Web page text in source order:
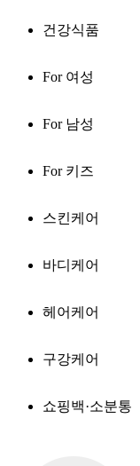
건강식품
For 여성
For 남성
For 키즈
스킨케어
바디케어
헤어케어
구강케어
쇼핑백·소분통